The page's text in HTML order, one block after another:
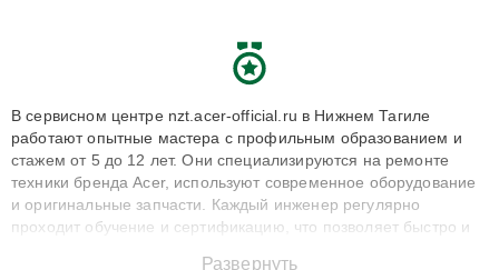
В сервисном центре nzt.acer-official.ru в Нижнем Тагиле
работают опытные мастера с профильным образованием и
стажем от 5 до 12 лет. Они специализируются на ремонте
техники бренда Acer, используют современное оборудование
и оригинальные запчасти. Каждый инженер регулярно
проходит обучение и сертификацию, что позволяет быстро и
Развернуть